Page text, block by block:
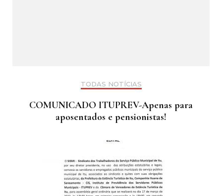
TODAS NOTÍCIAS
COMUNICADO ITUPREV-Apenas para
aposentados e pensionistas!